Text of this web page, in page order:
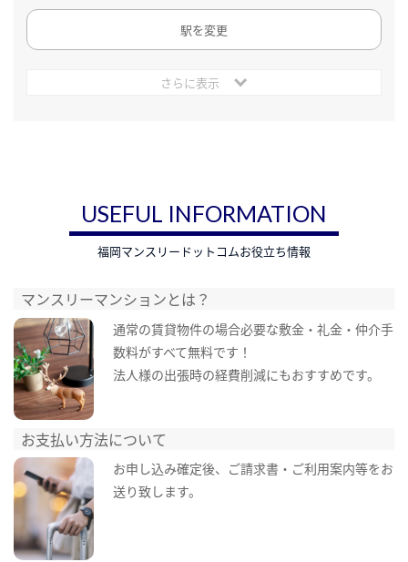
駅を変更
さらに表示
USEFUL INFORMATION
福岡マンスリードットコムお役立ち情報
マンスリーマンションとは？
通常の賃貸物件の場合必要な敷金・礼金・仲介手
数料がすべて無料です！
法人様の出張時の経費削減にもおすすめです。
お支払い方法について
お申し込み確定後、ご請求書・ご利用案内等をお
送り致します。